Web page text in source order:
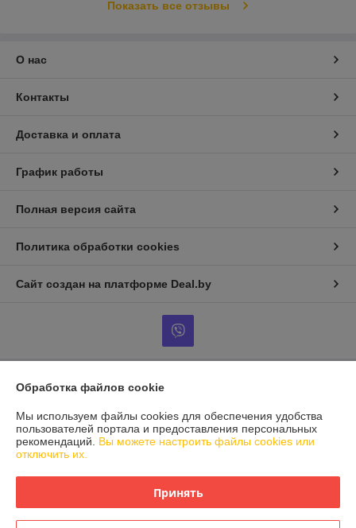
Показать все отзывы
О нас
Контакты
Доставка и оплата
График работы
Полная версия сайта
Политика обработки cookies
Сайт создан на платформе Deal.by
Информация для покупателя
Юридическое лицо:Частное сервисное унитарное предприятие
"Дизель Драйв"
Минская область, Смолевичский район, д.Сосновая, ул. Центральная
94А
Регистрационный орган: Смолевичский РИК
Обработка файлов cookie
Мы используем файлы cookies для обеспечения удобства
пользователей портала и предоставления персональных
рекомендаций. Вы можете настроить файлы cookies или
отключить их.
Принять